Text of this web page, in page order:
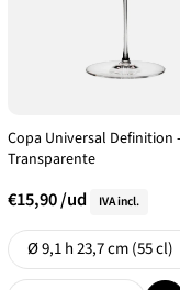
Copa Universal Definition -
Transparente
€15,90/ud IVA incl.
Formato
Ø 9,1 h 23,7 cm (55 cl)